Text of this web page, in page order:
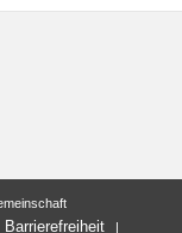
Barrierefreiheit